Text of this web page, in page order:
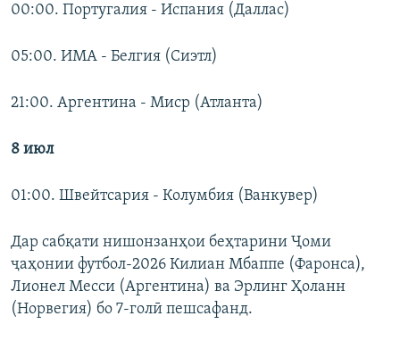
00:00. Португалия - Испания (Даллас)
05:00. ИМА - Белгия (Сиэтл)
21:00. Аргентина - Миср (Атланта)
8 июл
01:00. Швейтсария - Колумбия (Ванкувер)
Дар сабқати нишонзанҳои беҳтарини Ҷоми
ҷаҳонии футбол-2026 Килиан Мбаппе (Фаронса),
Лионел Месси (Аргентина) ва Эрлинг Ҳоланн
(Норвегия) бо 7-голӣ пешсафанд.